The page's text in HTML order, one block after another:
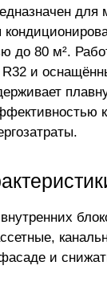
для
до 80 м².
и
и